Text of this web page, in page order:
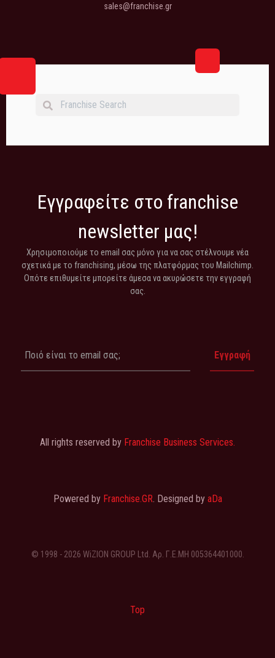
sales@franchise.gr
Εγγραφείτε στο franchise
newsletter μας!
Χρησιμοποιούμε το email σας μόνο για να σας στέλνουμε νέα
σχετικά με το franchising, μέσω της πλατφόρμας του Mailchimp.
Οπότε επιθυμείτε μπορείτε άμεσα να ακυρώσετε την εγγραφή
σας.
All rights reserved by Franchise Business Services.
Powered by Franchise.GR. Designed by aDa
© 1998 - 2026 WiZION GROUP Ltd. Αρ. Γ.Ε.ΜΗ 005364401000.
Top